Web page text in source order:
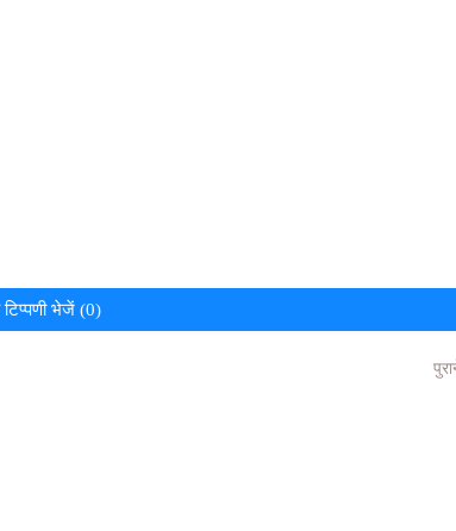
भेजें (0)